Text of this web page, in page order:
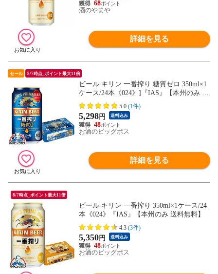
68
酒のやまや
詳細を見る
セール 8/7時点_ポイント最大11倍
ビール キリン 一番搾り 糖質ゼロ 350ml×1
ケース/24本《024》]『IAS』【本州のみ 送
料無料】
5.0 (1件)
5,298円 送料込み
48
お酒のビッグボス
詳細を見る
8/7時点_ポイント最大11倍
ビール キリン 一番搾り 350ml×1ケース/24
本《024》『IAS』【本州のみ 送料無料】
4.3 (3件)
5,350円 送料込み
48
お酒のビッグボス